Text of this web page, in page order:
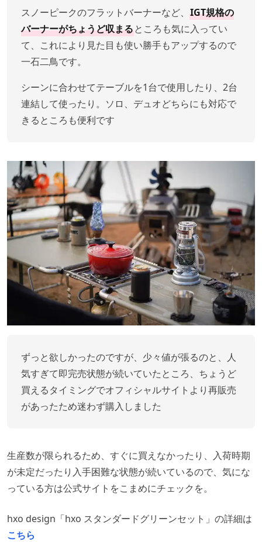
スノーピークのフラットバーナーなど、 IGT規格の
バーナーがちょうど収まるところも気に入ってい
て、これにより見た目も使い勝手もアップするので
一石二鳥です。
シーンに合わせてテーブルを1台で使用したり、2台
連結して使ったり。ソロ、デュオどちらにも対応で
きるところも便利です
ずっと欲しかったのですが、少々値が張るのと、人
気すぎて即完売状態が続いていたところ、ちょうど
買えるタイミングでオフィシャルサイトより再販売
があったため迷わず購入しました
生産数が限られるため、すぐに買えなかったり、入荷時期
が未定だったり入手困難な状態が続いているので、気にな
っている方は公式サイトをこまめにチェックを。
hxo design「hxo スタンダードグリーンセット」の詳細は
こちら